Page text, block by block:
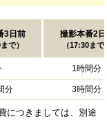
3日前
で）
撮影本番2
（17:30まで
1時間分
分 3時間分
につきましては、別途